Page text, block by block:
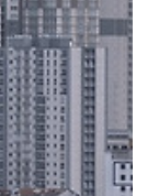
지켜봐야 합니다.
혼 부부 또는 미
보유가..